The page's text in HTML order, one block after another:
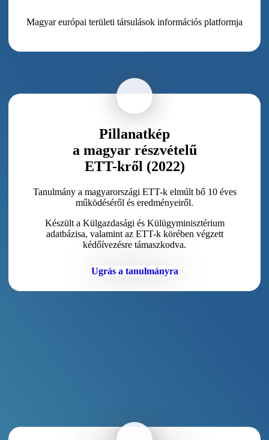
Magyar európai területi társulások információs platformja
Pillanatkép
a magyar részvételű
ETT-kről (2022)
Tanulmány a magyarországi ETT-k elmúlt bő 10 éves
működéséről és eredményeiről.
Készült a Külgazdasági és Külügyminisztérium
adatbázisa, valamint az ETT-k körében végzett
kédőívezésre támaszkodva.
Ugrás a tanulmányra